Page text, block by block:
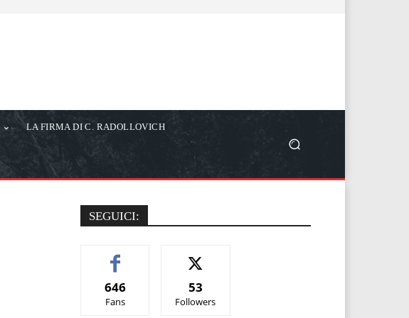
LA FIRMA DI C. RADOLLOVICH
SEGUICI:
646
Fans
53
Followers